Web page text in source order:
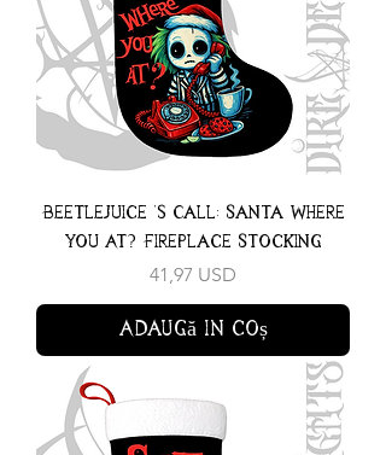
Beetlejuice 's Call: Santa Where
You At? Fireplace Stocking
Preț
41,97 USD
Adaugă în coș